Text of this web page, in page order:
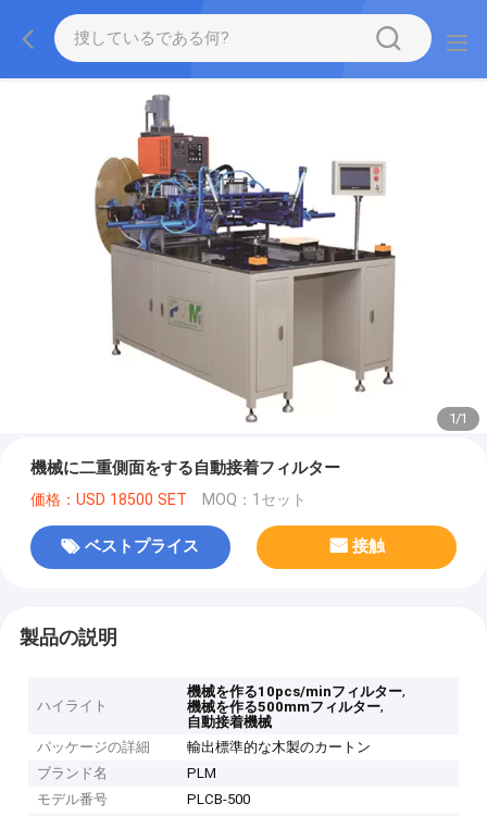
1/1
機械に二重側面をする自動接着フィルター
価格：USD 18500 SET MOQ：1セット
ベストプライス 接触
製品の説明
ハイライト
機械を作る10pcs/minフィルター,
機械を作る500mmフィルター,
自動接着機械
パッケージの詳細
輸出標準的な木製のカートン
ブランド名
PLM
モデル番号
PLCB-500